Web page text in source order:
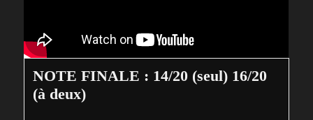
NOTE FINALE : 14/20 (seul) 16/20
(à deux)